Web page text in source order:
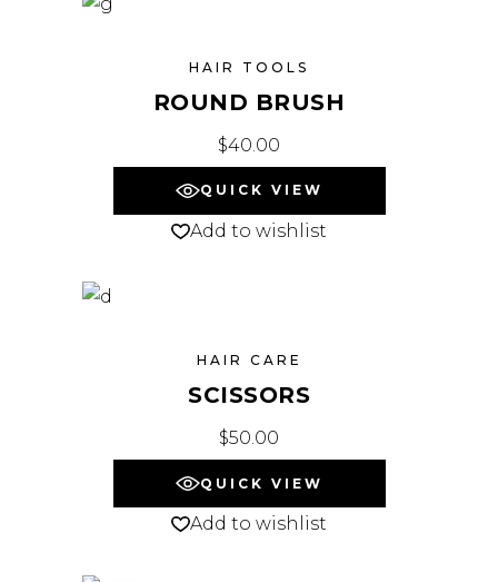
HAIR TOOLS
ROUND BRUSH
$40.00
QUICK VIEW
Add to wishlist
HAIR CARE
SCISSORS
$50.00
QUICK VIEW
Add to wishlist